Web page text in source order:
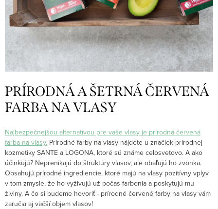
PRÍRODNÁ A ŠETRNÁ ČERVENÁ
FARBA NA VLASY
Najbezpečnejšou alternatívou pre vaše vlasy je prírodná červená
farba na vlasy. Prírodné farby na vlasy nájdete u značiek prírodnej
kozmetiky SANTE a LOGONA, ktoré sú známe celosvetovo. A ako
účinkujú? Neprenikajú do štruktúry vlasov, ale obaľujú ho zvonka.
Obsahujú prírodné ingrediencie, ktoré majú na vlasy pozitívny vplyv
v tom zmysle, že ho vyživujú už počas farbenia a poskytujú mu
živiny. A čo si budeme hovoriť - prírodné červené farby na vlasy vám
zaručia aj väčší objem vlasov!